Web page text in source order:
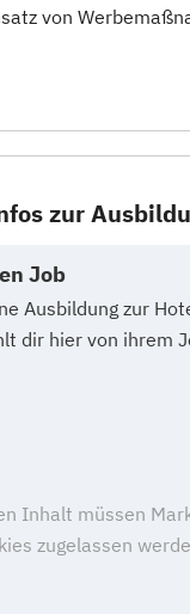
von
zur
Job
Ausbildung zur
dir hier von ihrem